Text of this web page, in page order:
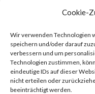
Cookie-
Wir verwenden Technologien
speichern und/oder darauf
verbessern und um
Technologien zustimmen,
eindeutige IDs auf dieser
nicht erteilen oder
beeinträchtigt werden.
Widerrufsbelehrung
Zahlungsarten